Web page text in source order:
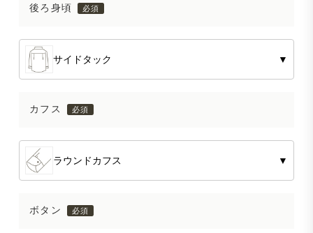
後ろ身頃
サイドタック ▼
カフス
ラウンドカフス ▼
ボタン